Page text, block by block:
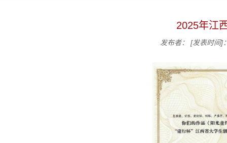
2025年江
发布者： [发表时间]